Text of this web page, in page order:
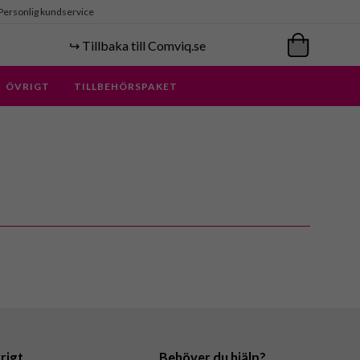
kundservice
↪️ Tillbaka till Comviq.se
ÖVRIGT TILLBEHÖRSPAKET